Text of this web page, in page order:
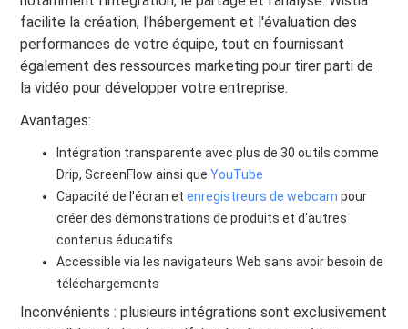
facilite la création, l'hébergement et l'évaluation des
performances de votre équipe, tout en fournissant
également des ressources marketing pour tirer parti de
la vidéo pour développer votre entreprise.
Avantages:
Intégration transparente avec plus de 30 outils comme
Drip, ScreenFlow ainsi queYouTube
Capacité de l'écran etenregistreurs de webcam pour
créer des démonstrations de produits et d'autres
contenus éducatifs
Accessible via les navigateurs Web sans avoir besoin de
téléchargements
Inconvénients : plusieurs intégrations sont exclusivement